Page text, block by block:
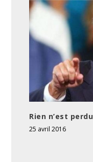
Rien n’est perdu
25 avril 2016